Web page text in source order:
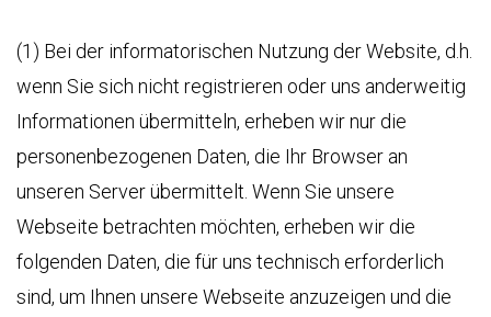
(1) Bei der informatorischen Nutzung der Website, d.h.
wenn Sie sich nicht registrieren oder uns anderweitig
Informationen übermitteln, erheben wir nur die
personenbezogenen Daten, die Ihr Browser an
unseren Server übermittelt. Wenn Sie unsere
Webseite betrachten möchten, erheben wir die
folgenden Daten, die für uns technisch erforderlich
sind, um Ihnen unsere Webseite anzuzeigen und die